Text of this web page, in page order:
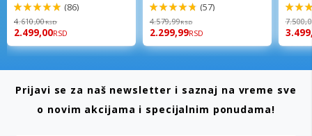
98%
(86)
4.610,00RSD
2.499,00RSD
96%
(57)
4.579,99RSD
2.299,99RSD
94%
Prijavi se za naš newsletter i saznaj na vreme sve
o novim akcijama i specijalnim ponudama!